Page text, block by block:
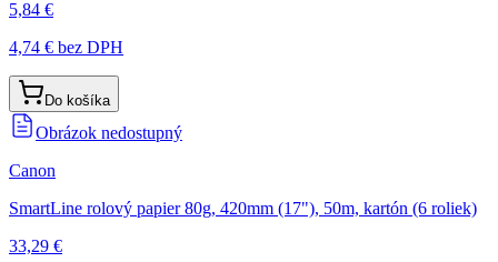
5,84 €
4,74 € bez DPH
Do košíka
Obrázok nedostupný
Canon
SmartLine rolový papier 80g, 420mm (17"), 50m, kartón (6 roliek)
33,29 €